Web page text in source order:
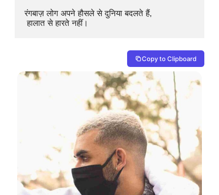
रंगबाज़ लोग अपने हौसले से दुनिया बदलते हैं,
हालात से हारते नहीं।
Copy to Clipboard